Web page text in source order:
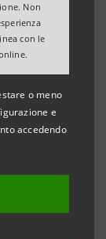
Non
con le
o meno
e
accedendo
in
di acquisto di
(
e avviato il 3
del
periodo dal
informazioni